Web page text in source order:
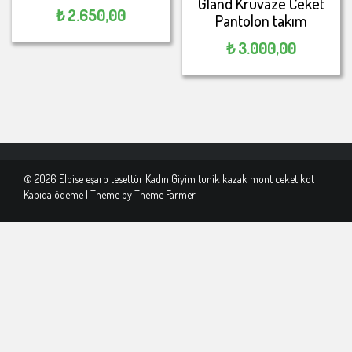
₺2.650,00
Pantolon takım
₺3.000,00
© 2026 Elbise eşarp tesettür Kadın Giyim tunik kazak mont ceket kot
Kapıda ödeme | Theme byTheme Farmer